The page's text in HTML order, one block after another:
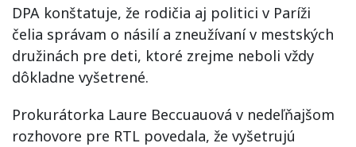
DPA konštatuje, že rodičia aj politici v Paríži
čelia správam o násilí a zneužívaní v mestských
družinách pre deti, ktoré zrejme neboli vždy
dôkladne vyšetrené.
Prokurátorka Laure Beccuauová v nedeľňajšom
rozhovore pre RTL povedala, že vyšetrujú